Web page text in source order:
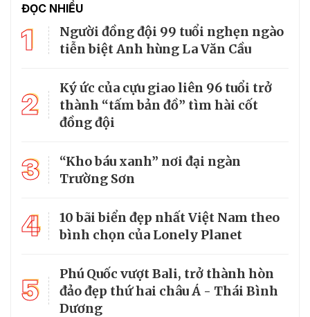
ĐỌC NHIỀU
1
Người đồng đội 99 tuổi nghẹn ngào
tiễn biệt Anh hùng La Văn Cầu
2
Ký ức của cựu giao liên 96 tuổi trở
thành “tấm bản đồ” tìm hài cốt
đồng đội
3
“Kho báu xanh” nơi đại ngàn
Trường Sơn
4
10 bãi biển đẹp nhất Việt Nam theo
bình chọn của Lonely Planet
5
Phú Quốc vượt Bali, trở thành hòn
đảo đẹp thứ hai châu Á - Thái Bình
Dương